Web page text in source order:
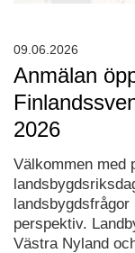
Anmälan
2026
Välkommen med
perspektiv.
Västra Nyland
09.06.2026